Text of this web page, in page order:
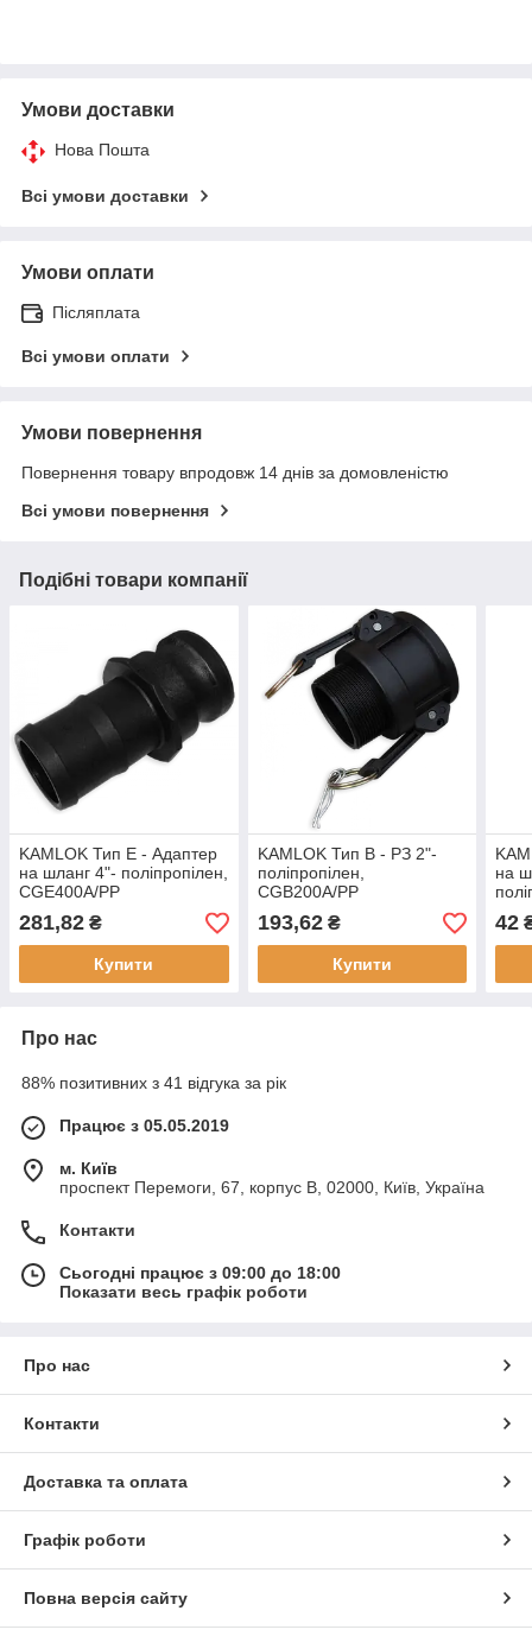
Умови доставки
Нова Пошта
Всі умови доставки
Умови оплати
Післяплата
Всі умови оплати
Умови повернення
Повернення товару впродовж 14 днів за домовленістю
Всі умови повернення
Подібні товари компанії
KAMLOK Тип E - Адаптер
на шланг 4"- поліпропілен,
CGE400A/PP
281,82 ₴
Купити
KAMLOK Тип B - РЗ 2"-
поліпропілен,
CGB200A/PP
193,62₴
Купити
на
42
Про нас
88% позитивних з 41 відгука за рік
Працює з 05.05.2019
м. Київ
проспект Перемоги, 67, корпус В, 02000, Київ, Україна
Контакти
Сьогодні працює з 09:00 до 18:00
Показати весь графік роботи
Про нас
Контакти
Доставка та оплата
Графік роботи
Повна версія сайту